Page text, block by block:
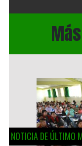
NOTICIA DE ÚLTIMO